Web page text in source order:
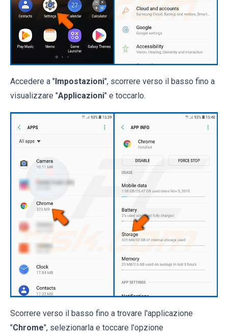
Accedere a " Impostazioni", scorrere verso il basso fino a
visualizzare "Applicazioni" e toccarlo.
Scorrere verso il basso fino a trovare l'applicazione
"Chrome", selezionarla e toccare l'opzione